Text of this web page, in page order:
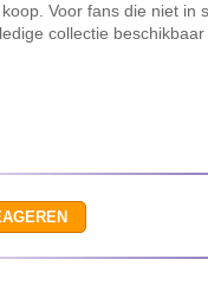
Voor fans die niet in
collectie